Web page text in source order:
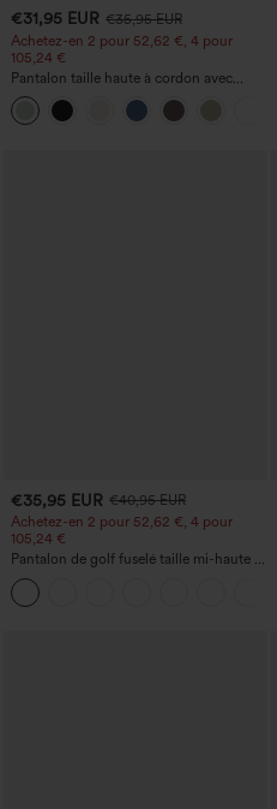
€31,95 EUR €35,95 EUR
Achetez-en 2 pour 52,62 €, 4 pour
105,24 €
Pantalon taille haute à cordon avec
poches, jambe large et coupe ample,
style décontracté, effet lin
€35,95 EUR €40,95 EUR
Achetez-en 2 pour 52,62 €, 4 pour
105,24 €
Pantalon de golf fuselé taille mi-haute à
cordon, ourlet incurvé, séchage rapide,
avec poches — UPF40+